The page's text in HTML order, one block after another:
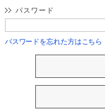
パスワード
パスワードを忘れた方はこちら